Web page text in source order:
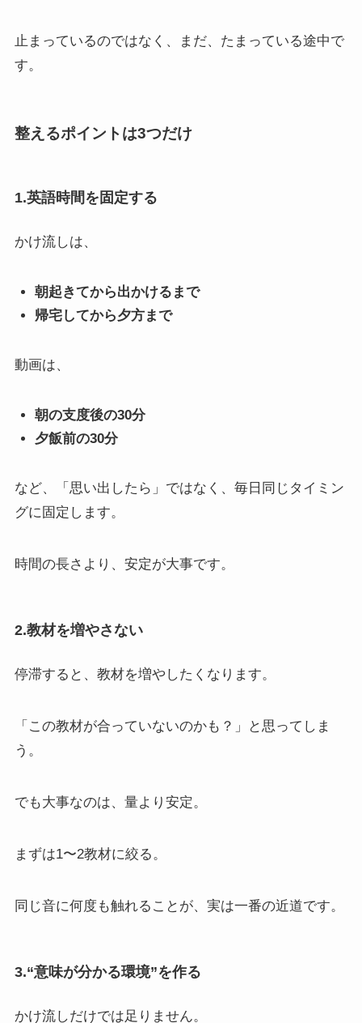
止まっているのではなく、まだ、たまっている途中で
す。
整えるポイントは3つだけ
1.英語時間を固定する
かけ流しは、
朝起きてから出かけるまで
帰宅してから夕方まで
動画は、
朝の支度後の30分
夕飯前の30分
など、「思い出したら」ではなく、毎日同じタイミン
グに固定します。
時間の長さより、安定が大事です。
2.教材を増やさない
停滞すると、教材を増やしたくなります。
「この教材が合っていないのかも？」と思ってしま
う。
でも大事なのは、量より安定。
まずは1〜2教材に絞る。
同じ音に何度も触れることが、実は一番の近道です。
3.“意味が分かる環境”を作る
かけ流しだけでは足りません。